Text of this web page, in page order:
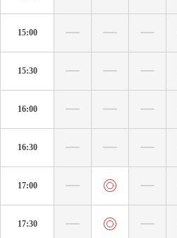
15:00
15:30
16:00
16:30
17:00
17:30